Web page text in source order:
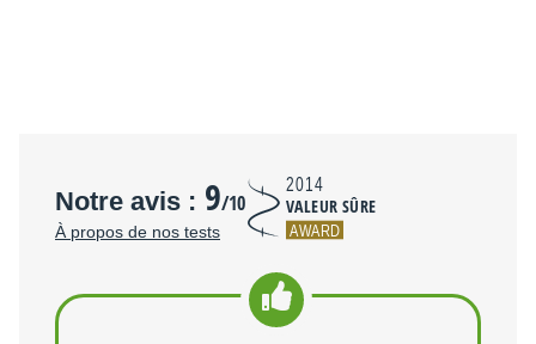
Notre avis : 9/10
À propos de nos tests
2014
VALEUR SÛRE
AWARD